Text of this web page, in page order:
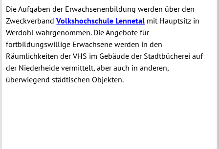
Die Aufgaben der Erwachsenenbildung werden über den
ZweckverbandVolkshochschule Lennetal mit Hauptsitz in
Werdohl wahrgenommen. Die Angebote für
fortbildungswillige Erwachsene werden in den
Räumlichkeiten der VHS im Gebäude der Stadtbücherei auf
der Niederheide vermittelt, aber auch in anderen,
überwiegend städtischen Objekten.